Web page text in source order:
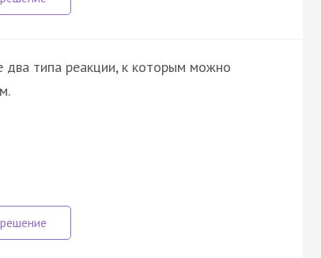
два типа реакции, к которым можно